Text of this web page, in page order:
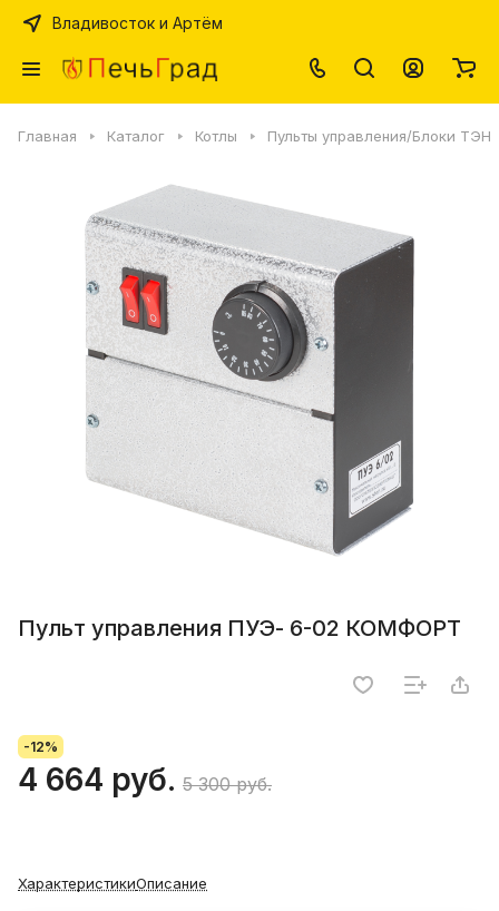
Владивосток и Артём
Главная Каталог Котлы Пульты управления/Блоки ТЭН
Пульт управления ПУЭ- 6-02 КОМФОРТ
-12%
4 664 руб. 5 300 руб.
ХарактеристикиОписание